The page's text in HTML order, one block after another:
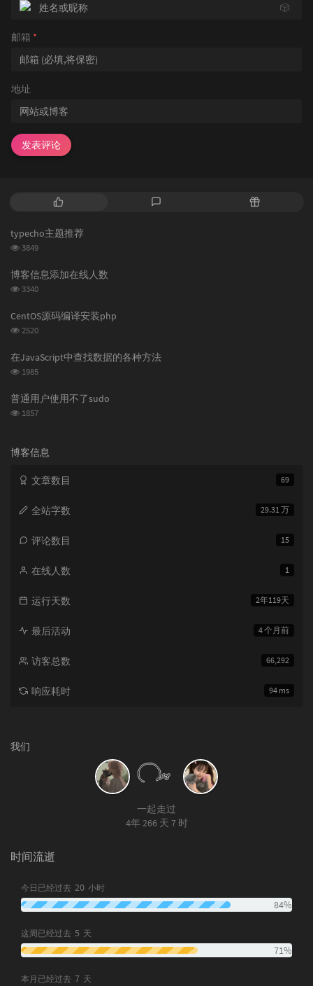
🎲
邮箱 *
地址
发表评论
热
文
章
随
typecho主题推荐
浏
次
数:
3849
博客信息添加在线人数
浏
次
3340
CentOS源码编译安装php
浏
次
2520
在JavaScript中查找数据的各种方法
浏
次
数:
1985
普通用户使用不了sudo
浏
数:
1857
博客信息
69
文章数目
29.31 万
全站字数
15
评论数目
1
在线人数
2年119天
运行天数
4 个月前
最后活动
66,292
访客总数
94 ms
响应耗时
我们
一起走过
4年 266 天 7 时
时间流逝
今日已经过去 20 小时
84%
这周已经过去 5 天
71%
本月已经过去 7 天